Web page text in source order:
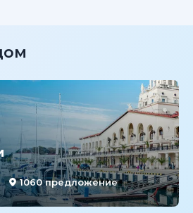
1060 предложение